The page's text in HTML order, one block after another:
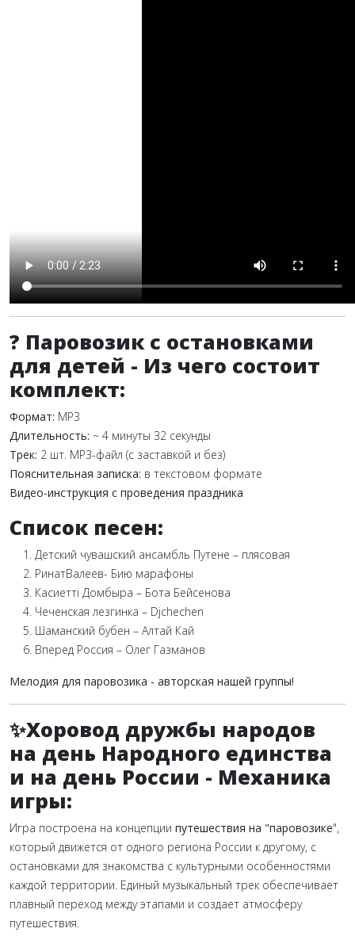
? Паровозик с остановками
для детей - Из чего состоит
комплект:
Формат: MP3
Длительность: ~ 4 минуты 32 секунды
Трек: 2 шт. MP3-файл (с заставкой и без)
Пояснительная записка: в текстовом формате
Видео-инструкция с проведения праздника
Список песен:
Детский чувашский ансамбль Путене – плясовая
РинатВалеев- Бию марафоны
Касиеттi Домбыра – Бота Бейсенова
Чеченская лезгинка – Djchechen
Шаманский бубен – Алтай Кай
Вперед Россия – Олег Газманов
Мелодия для паровозика - авторская нашей группы!
✨Хоровод дружбы народов
на день Народного единства
и на день России - Механика
игры:
Игра построена на концепции путешествия на "паровозике",
который движется от одного региона России к другому, с
остановками для знакомства с культурными особенностями
каждой территории. Единый музыкальный трек обеспечивает
плавный переход между этапами и создает атмосферу
путешествия.